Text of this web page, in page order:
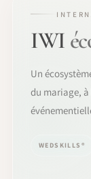
IWI
Un
du mariage,
WEDSKILLS®